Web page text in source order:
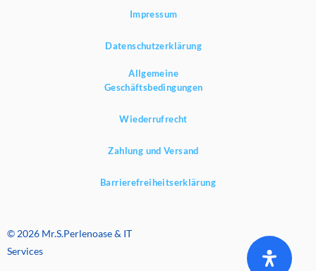
Impressum
Datenschutzerklärung
Allgemeine
Geschäftsbedingungen
Wiederrufrecht
Zahlung und Versand
Barrierefreiheitserklärung
© 2026 Mr.S.Perlenoase & IT
Services